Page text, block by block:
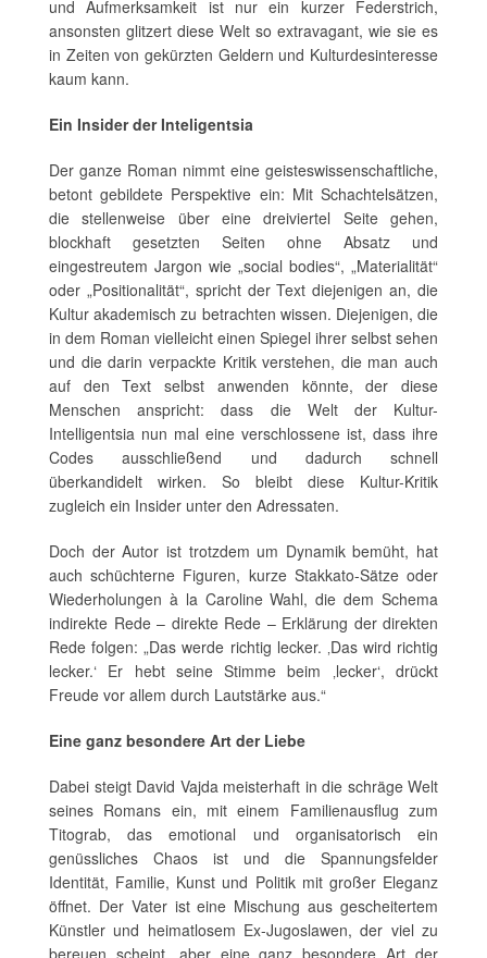
und Aufmerksamkeit ist nur ein kurzer Federstrich,
ansonsten glitzert diese Welt so extravagant, wie sie es
in Zeiten von gekürzten Geldern und Kulturdesinteresse
kaum kann.
Ein Insider der Inteligentsia
Der ganze Roman nimmt eine geisteswissenschaftliche,
betont gebildete Perspektive ein: Mit Schachtelsätzen,
die stellenweise über eine dreiviertel Seite gehen,
blockhaft gesetzten Seiten ohne Absatz und
eingestreutem Jargon wie „social bodies“, „Materialität“
oder „Positionalität“, spricht der Text diejenigen an, die
Kultur akademisch zu betrachten wissen. Diejenigen, die
in dem Roman vielleicht einen Spiegel ihrer selbst sehen
und die darin verpackte Kritik verstehen, die man auch
auf den Text selbst anwenden könnte, der diese
Menschen anspricht: dass die Welt der Kultur-
Intelligentsia nun mal eine verschlossene ist, dass ihre
Codes ausschließend und dadurch schnell
überkandidelt wirken. So bleibt diese Kultur-Kritik
zugleich ein Insider unter den Adressaten.
Doch der Autor ist trotzdem um Dynamik bemüht, hat
auch schüchterne Figuren, kurze Stakkato-Sätze oder
Wiederholungen à la Caroline Wahl, die dem Schema
indirekte Rede – direkte Rede – Erklärung der direkten
Rede folgen: „Das werde richtig lecker. ‚Das wird richtig
lecker.‘ Er hebt seine Stimme beim ‚lecker‘, drückt
Freude vor allem durch Lautstärke aus.“
Eine ganz besondere Art der Liebe
Dabei steigt David Vajda meisterhaft in die schräge Welt
seines Romans ein, mit einem Familienausflug zum
Titograb, das emotional und organisatorisch ein
genüssliches Chaos ist und die Spannungsfelder
Identität, Familie, Kunst und Politik mit großer Eleganz
öffnet. Der Vater ist eine Mischung aus gescheitertem
Künstler und heimatlosem Ex-Jugoslawen, der viel zu
bereuen scheint, aber eine ganz besondere Art der